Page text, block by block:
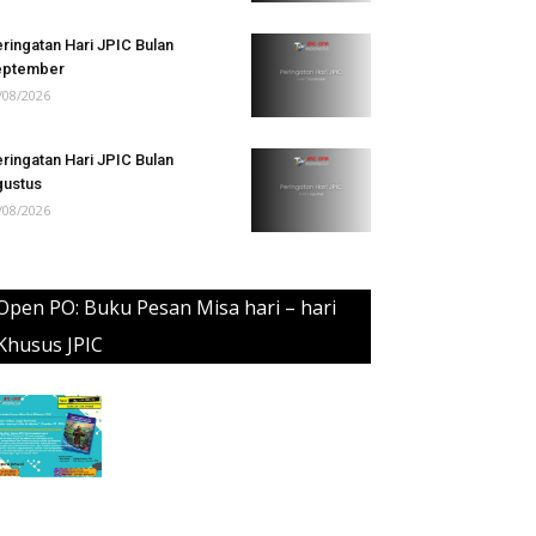
Hari JPIC Bulan
2026
Hari JPIC Bulan
2026
PO: Buku Pesan Misa hari – hari
JPIC